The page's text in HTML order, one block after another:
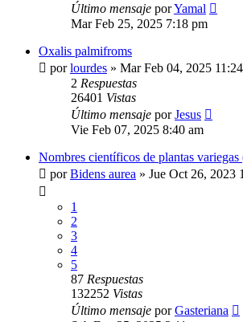
Último mensaje porYamal
Mar Feb 25, 2025 7:18 pm
Oxalis palmifroms
porlourdes » Mar Feb 04, 2025
2 Respuestas
26401 Vistas
Último mensaje porJesus
Vie Feb 07, 2025 8:40 am
Nombres científicos de plantas variegas
porBidens aurea » Jue Oct 26, 2023
1
2
3
4
5
87 Respuestas
132252 Vistas
Último mensaje porGasteriana